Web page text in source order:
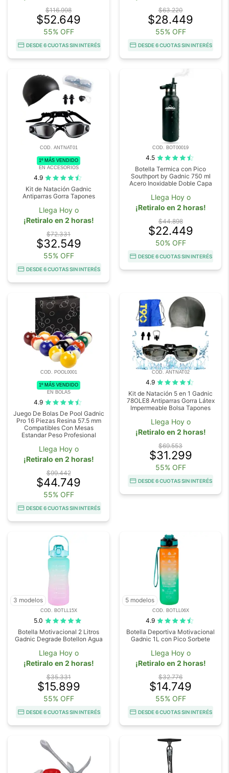
$116.998
$52.649
55% OFF
DESDE 6 CUOTAS SIN INTERÉS
$63.220
$28.449
55% OFF
DESDE 6 CUOTAS SIN INTERÉS
COD. ANTNAT01
1º MÁS VENDIDO
EN ACCESORIOS
4.9
Kit de Natación Gadnic
Antiparras Gorra Tapones
Llega Hoy o
¡Retiralo en 2 horas!
$72.331
$32.549
55% OFF
DESDE 6 CUOTAS SIN INTERÉS
COD. BOT00019
4.5
Botella Termica con Pico
Southport by Gadnic 750 ml
Acero Inoxidable Doble Capa
Llega Hoy o
¡Retiralo en 2 horas!
$44.898
$22.449
50% OFF
DESDE 6 CUOTAS SIN INTERÉS
COD. POOL0001
1º MÁS VENDIDO
EN BOLAS
4.9
Juego De Bolas De Pool Gadnic
Pro 16 Piezas Resina 57.5 mm
Compatibles Con Mesas
Estandar Peso Profesional
Llega Hoy o
¡Retiralo en 2 horas!
$99.442
$44.749
55% OFF
DESDE 6 CUOTAS SIN INTERÉS
COD. ANTNAT02
4.9
Kit de Natación 5 en 1 Gadnic
78OLE8 Antiparras Gorra Látex
Impermeable Bolsa Tapones
Llega Hoy o
¡Retiralo en 2 horas!
$69.553
$31.299
55% OFF
DESDE 6 CUOTAS SIN INTERÉS
3 modelos
COD. BOTLL15X
5.0
Botella Motivacional 2 Litros
Gadnic Degrade Botellon Agua
Llega Hoy o
¡Retiralo en 2 horas!
$35.331
$15.899
55% OFF
DESDE 6 CUOTAS SIN INTERÉS
5 modelos
COD. BOTLL06X
4.9
Botella Deportiva Motivacional
Gadnic 1L con Pico Sorbete
Llega Hoy o
¡Retiralo en 2 horas!
$32.776
$14.749
55% OFF
DESDE 6 CUOTAS SIN INTERÉS